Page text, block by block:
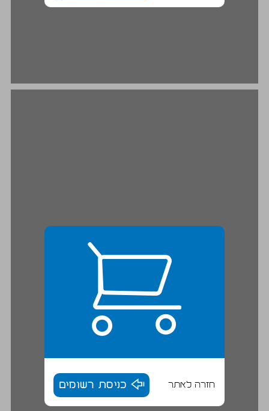
בעיית המחסור ובעיות היסוד בכלכלה ... 18
חזרה לאתר כניסת רשומים